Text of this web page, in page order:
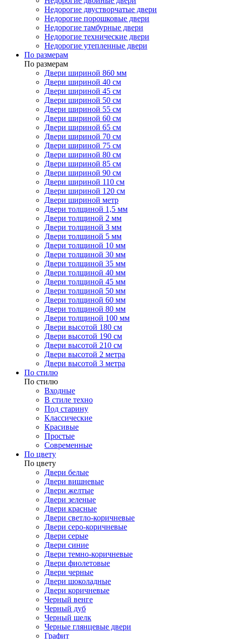
Недорогие двустворчатые двери
Недорогие порошковые двери
Недорогие тамбурные двери
Недорогие технические двери
Недорогие утепленные двери
По размерам
По размерам
Двери шириной 860 мм
Двери шириной 40 см
Двери шириной 45 см
Двери шириной 50 см
Двери шириной 55 см
Двери шириной 60 см
Двери шириной 65 см
Двери шириной 70 см
Двери шириной 75 см
Двери шириной 80 см
Двери шириной 85 см
Двери шириной 90 см
Двери шириной 110 см
Двери шириной 120 см
Двери шириной метр
Двери толщиной 1,5 мм
Двери толщиной 2 мм
Двери толщиной 3 мм
Двери толщиной 5 мм
Двери толщиной 10 мм
Двери толщиной 30 мм
Двери толщиной 35 мм
Двери толщиной 40 мм
Двери толщиной 45 мм
Двери толщиной 50 мм
Двери толщиной 60 мм
Двери толщиной 80 мм
Двери толщиной 100 мм
Двери высотой 180 см
Двери высотой 190 см
Двери высотой 210 см
Двери высотой 2 метра
Двери высотой 3 метра
По стилю
По стилю
Входные
В стиле техно
Под старину
Классические
Красивые
Простые
Современные
По цвету
По цвету
Двери белые
Двери вишневые
Двери желтые
Двери зеленые
Двери красные
Двери светло-коричневые
Двери серо-коричневые
Двери серые
Двери синие
Двери темно-коричневые
Двери фиолетовые
Двери черные
Двери шоколадные
Двери коричневые
Черный венге
Черный дуб
Черный шелк
Черные глянцевые двери
Графит